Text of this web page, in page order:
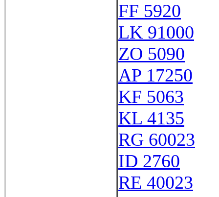
FF 5920
LK 91000
ZO 5090
AP 17250
KF 5063
KL 4135
RG 60023
ID 2760
RE 40023